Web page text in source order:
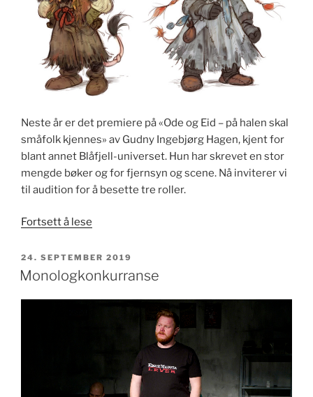
Neste år er det premiere på «Ode og Eid – på halen skal
småfolk kjennes» av Gudny Ingebjørg Hagen, kjent for
blant annet Blåfjell-universet. Hun har skrevet en stor
mengde bøker og for fjernsyn og scene. Nå inviterer vi
til audition for å besette tre roller.
Fortsett å lese
spille
i
PUBLISERT
24. SEPTEMBER 2019
Monologkonkurranse